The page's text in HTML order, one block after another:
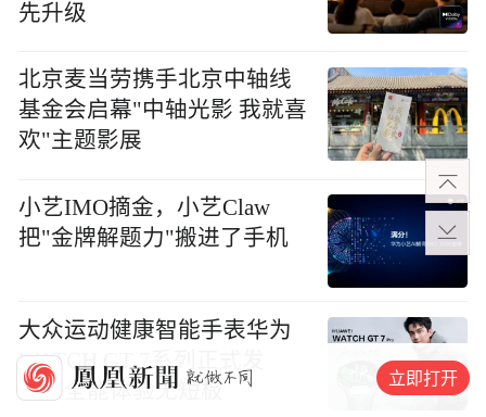
先升级
北京麦当劳携手北京中轴线
基金会启幕"中轴光影 我就喜
欢"主题影展
小艺IMO摘金，小艺Claw
把"金牌解题力"搬进了手机
大众运动健康智能手表华为
WATCH GT 7系列正式发
布，全能体验无短板
立即打开